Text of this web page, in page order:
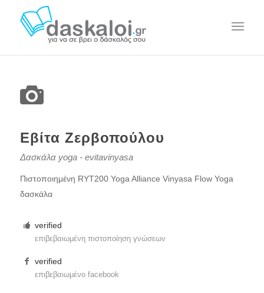
Εβίτα Ζερβοπούλου
Δασκάλα yoga - evitavinyasa
Πιστοποιημένη RYT200 Yoga Alliance Vinyasa Flow Yoga
δασκάλα
verified
επιβεβαιωμένη πιστοποίηση γνώσεων
verified
επιβεβαιωμένο facebook